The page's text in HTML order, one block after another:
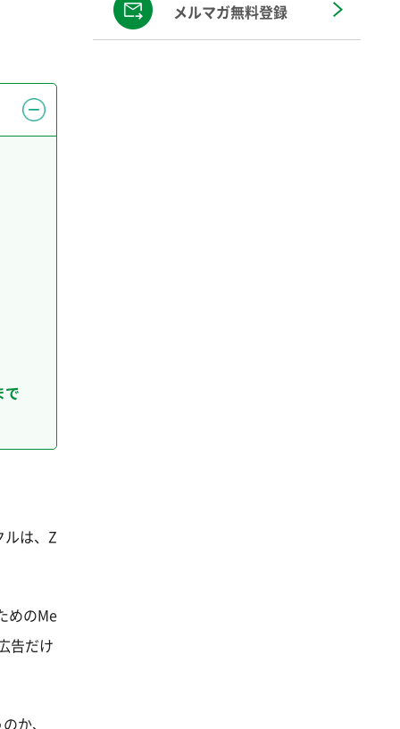
で
は、Z
めのMe
告だけ
か、
メルマガ無料登録